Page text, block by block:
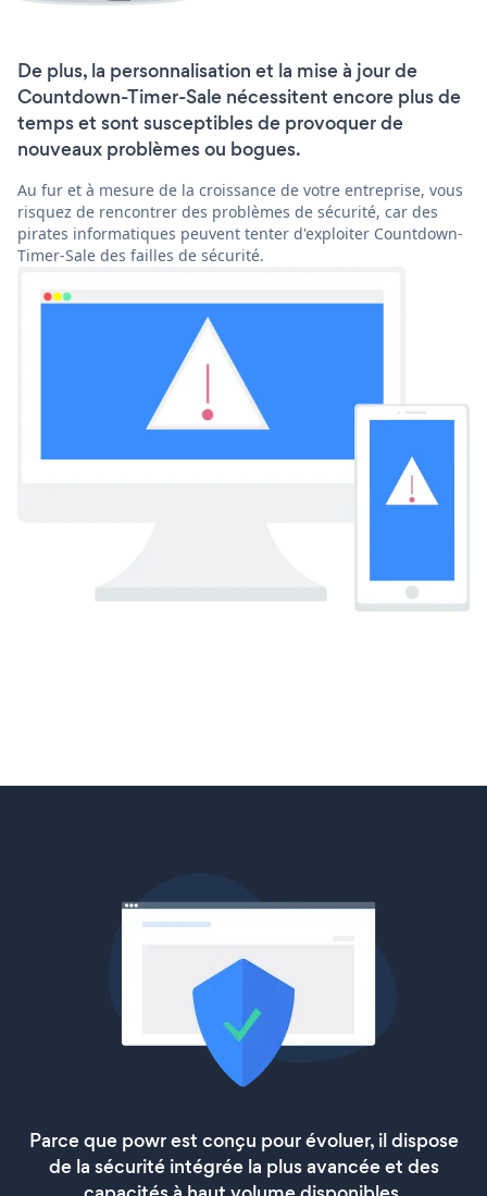
De plus, la personnalisation et la mise à jour de
Countdown-Timer-Sale nécessitent encore plus de
temps et sont susceptibles de provoquer de
nouveaux problèmes ou bogues.
Au fur et à mesure de la croissance de votre entreprise, vous
risquez de rencontrer des problèmes de sécurité, car des
pirates informatiques peuvent tenter d'exploiter Countdown-
Timer-Sale des failles de sécurité.
Parce que powr est conçu pour évoluer, il dispose
de la sécurité intégrée la plus avancée et des